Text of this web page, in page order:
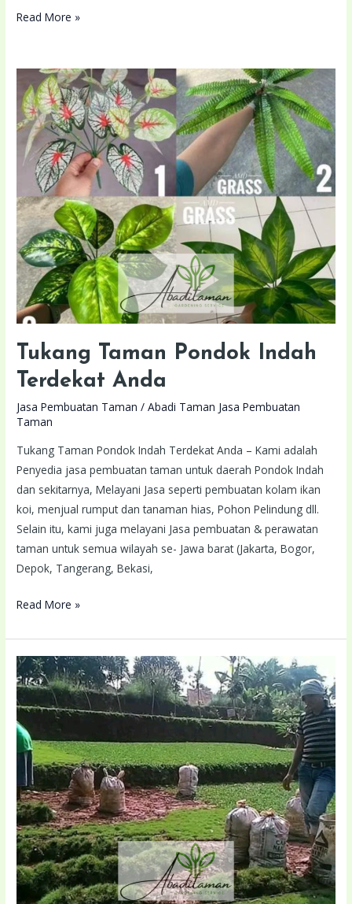
Read More »
Tukang Taman Pondok Indah
Terdekat Anda
Jasa Pembuatan Taman /Abadi Taman Jasa Pembuatan
Taman
Tukang Taman Pondok Indah Terdekat Anda – Kami adalah
Penyedia jasa pembuatan taman untuk daerah Pondok Indah
dan sekitarnya, Melayani Jasa seperti pembuatan kolam ikan
koi, menjual rumput dan tanaman hias, Pohon Pelindung dll.
Selain itu, kami juga melayani Jasa pembuatan & perawatan
taman untuk semua wilayah se- Jawa barat (Jakarta, Bogor,
Depok, Tangerang, Bekasi,
Tukang
Taman
Pondok
Indah
Terdekat
Anda
Read More »
Tukang
Taman
Parung
Terdekat
Lokasi
Anda